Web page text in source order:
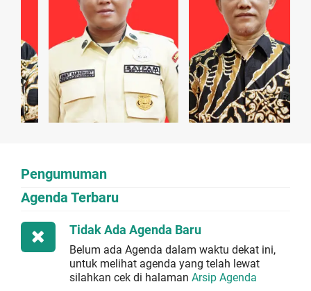
Pengumuman
Agenda Terbaru
Tidak Ada Agenda Baru
Belum ada Agenda dalam waktu dekat ini,
untuk melihat agenda yang telah lewat
silahkan cek di halaman Arsip Agenda